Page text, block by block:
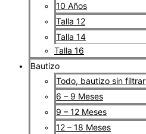
10 Años
Talla 12
Talla 14
Talla 16
Bautizo
Todo, bautizo sin filtrar
6 – 9 Meses
9 – 12 Meses
12 – 18 Meses